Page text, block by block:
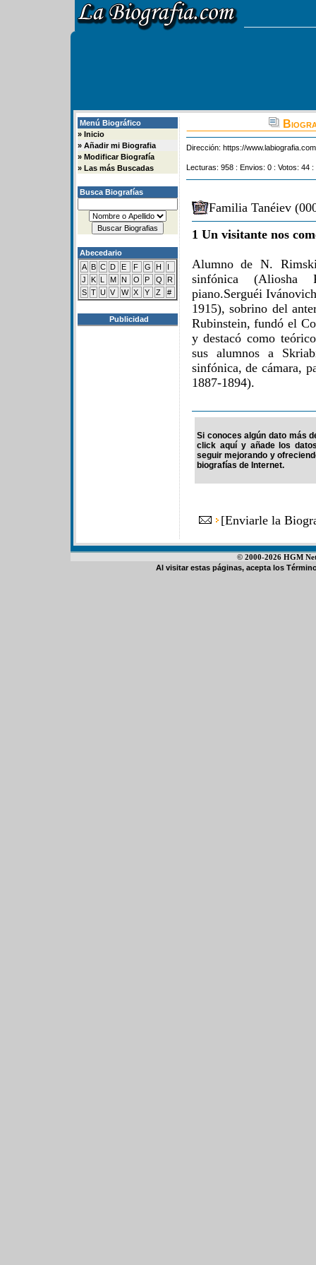
Menú Biográfico
» Inicio
» Añadir mi Biografia
» Modificar Biografía
» Las más Buscadas
Busca Biografías
Abecedario
A B C D E F G H
I
J
K L M N O P Q
R
S T U V W X Y Z #
Publicidad
Dirección: https://
Lecturas: 958 : Envios: 0 : Votos: 44
Familia Tanéiev
1 Un visitante nos
Alumno de N.
sinfónica (Aliosha
piano.Serguéi
1915), sobrino del
Rubinstein, fundó el
y destacó como
sus alumnos a
sinfónica, de cámara,
1887-1894).
Si conoces algún dato más
click aquí y añade los
seguir mejorando y
biografías de Internet.
[Enviarle la
© 2000-2026 HGM
Al visitar estas páginas, acepta los